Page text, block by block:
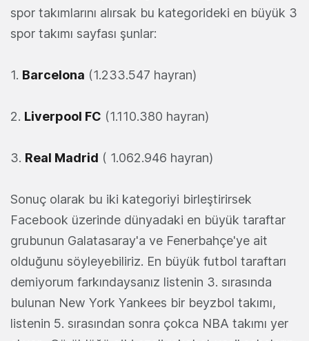
spor takımlarını alırsak bu kategorideki en büyük 3
spor takımı sayfası şunlar:
1. Barcelona (1.233.547 hayran)
2. Liverpool FC (1.110.380 hayran)
3. Real Madrid ( 1.062.946 hayran)
Sonuç olarak bu iki kategoriyi birleştirirsek
Facebook üzerinde dünyadaki en büyük taraftar
grubunun Galatasaray'a ve Fenerbahçe'ye ait
olduğunu söyleyebiliriz. En büyük futbol taraftarı
demiyorum farkındaysanız listenin 3. sırasında
bulunan New York Yankees bir beyzbol takımı,
listenin 5. sırasından sonra çokca NBA takımı yer